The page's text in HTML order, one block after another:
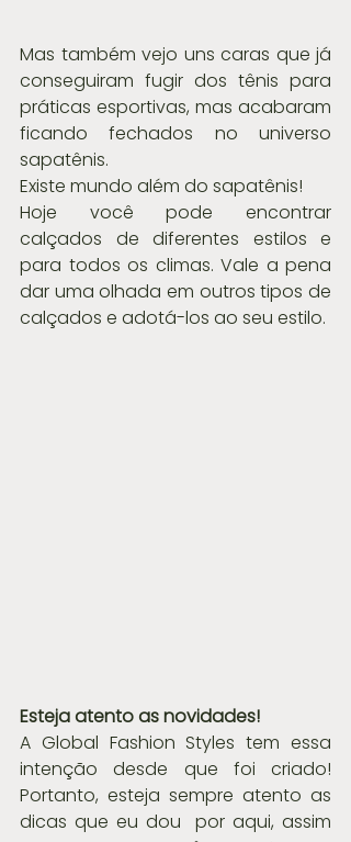
Mas também vejo uns caras que já
conseguiram fugir dos tênis para
práticas esportivas, mas acabaram
ficando fechados no universo
sapatênis.
Existe mundo além do sapatênis!
Hoje você pode encontrar
calçados de diferentes estilos e
para todos os climas. Vale a pena
dar uma olhada em outros tipos de
calçados e adotá-los ao seu estilo.
Esteja atento as novidades!
A Global Fashion Styles tem essa
intenção desde que foi criado!
Portanto, esteja sempre atento as
dicas que eu dou  por aqui, assim